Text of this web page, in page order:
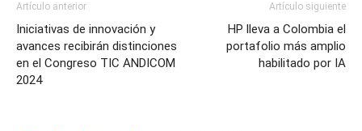
Artículo anterior
Iniciativas de innovación y
avances recibirán distinciones
en el Congreso TIC ANDICOM
2024
Artículo siguiente
HP lleva a Colombia el
portafolio más amplio
habilitado por IA